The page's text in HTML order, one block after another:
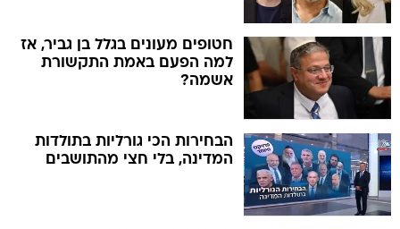
חטופים מעונים בגלל בן גביר, אז
למה הפעם באמת התקשורת
אשמה?
הבחירות הכי גורליות בתולדות
המדינה, בלי חצי מהתושבים